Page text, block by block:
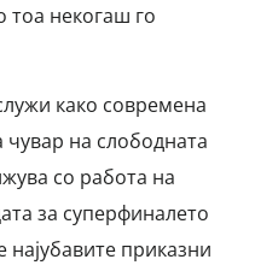
тоа некогаш го
како современа
чувар на слободната
со работа на
за суперфиналето
најубавите приказни